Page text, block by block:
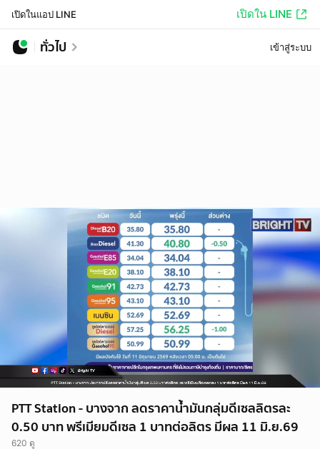
เปิดในแอป LINE เปิดใน LINE
ทั่วไป เข้าสู่ระบบ
PTT Station - บางจาก ลดราคาน้ำมันกลุ่มดีเซลลิตรละ
0.50 บาท พรีเมียมดีเซล 1 บาทต่อลิตร มีผล 11 มิ.ย.69
620 ดู